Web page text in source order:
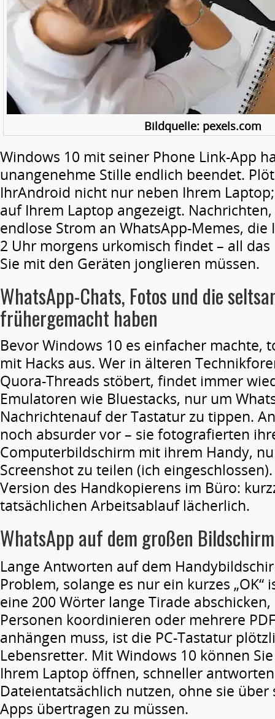
Bildquelle: pexels.com
Windows 10 mit seiner Phone Link-App
unangenehme Stille endlich beendet.
IhrAndroid nicht nur neben Ihrem
auf Ihrem Laptop angezeigt.
endlose Strom an WhatsApp-Memes,
2 Uhr morgens urkomisch findet – all das
Sie mit den Geräten jonglieren müssen.
WhatsApp-Chats, Fotos und die
frühergemacht haben
Bevor Windows 10 es einfacher machte,
mit Hacks aus. Wer in älteren
Quora-Threads stöbert, findet immer
Emulatoren wie Bluestacks, nur um
Nachrichtenauf der Tastatur zu tippen.
noch absurder vor – sie fotografierten
Computerbildschirm mit ihrem Handy,
Screenshot zu teilen (ich
Version des Handkopierens im Büro:
tatsächlichen Arbeitsablauf lächerlich.
WhatsApp aufdem großen Bildschirm
Lange Antworten auf dem
Problem, solange es nur ein kurzes „OK“
eine 200 Wörter lange Tirade
Personen koordinieren oder mehrere
anhängen muss, ist die PC-Tastatur
Lebensretter. Mit Windows 10 können
Ihrem Laptop öffnen, schneller
Dateientatsächlich nutzen, ohne sie über
Apps übertragen zu müssen.